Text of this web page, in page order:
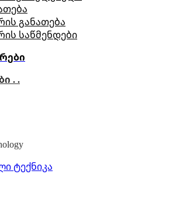
განათება
საწმენდები
. .
ტექნიკა